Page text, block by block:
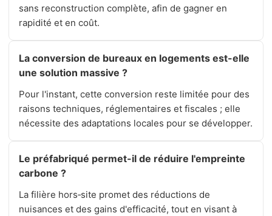
sans reconstruction complète, afin de gagner en
rapidité et en coût.
La conversion de bureaux en logements est-elle
une solution massive ?
Pour l'instant, cette conversion reste limitée pour des
raisons techniques, réglementaires et fiscales ; elle
nécessite des adaptations locales pour se développer.
Le préfabriqué permet-il de réduire l'empreinte
carbone ?
La filière hors‑site promet des réductions de
nuisances et des gains d'efficacité, tout en visant à